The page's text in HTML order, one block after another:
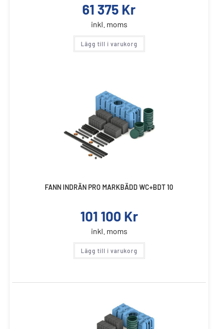
61 375 Kr
inkl. moms
Lägg till i varukorg
FANN INDRÄN PRO MARKBÄDD WC+BDT 10
101 100 Kr
inkl. moms
Lägg till i varukorg